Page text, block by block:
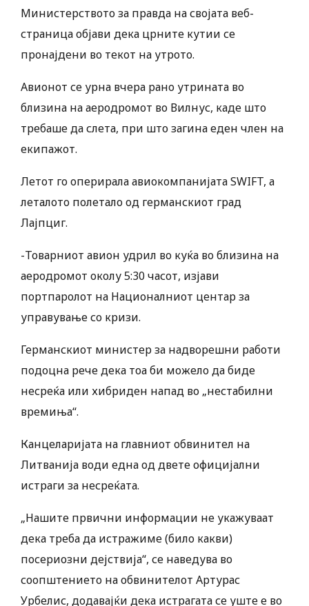
Министерството за правда на својата веб-
страница објави дека црните кутии се
пронајдени во текот на утрото.
Авионот се урна вчера рано утрината во
близина на аеродромот во Вилнус, каде што
требаше да слета, при што загина еден член на
екипажот.
Летот го оперирала авиокомпанијата SWIFT, а
леталото полетало од германскиот град
Лајпциг.
-Товарниот авион удрил во куќа во близина на
аеродромот околу 5:30 часот, изјави
портпаролот на Националниот центар за
управување со кризи.
Германскиот министер за надворешни работи
подоцна рече дека тоа би можело да биде
несреќа или хибриден напад во „нестабилни
времиња“.
Канцеларијата на главниот обвинител на
Литванија води една од двете официјални
истраги за несреќата.
„Нашите првични информации не укажуваат
дека треба да истражиме (било какви)
посериозни дејствија“, се наведува во
соопштението на обвинителот Артурас
Урбелис, додавајќи дека истрагата се уште е во